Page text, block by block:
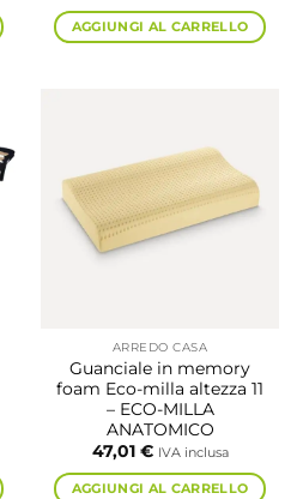
AGGIUNGI AL CARRELLO
ARREDO CASA
Guanciale in memory
foam Eco-milla altezza 11
– ECO-MILLA
ANATOMICO
47,01 € IVA inclusa
AGGIUNGI AL CARRELLO